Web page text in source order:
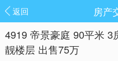
返回 房产
4919 帝景豪庭 90平米 3
靓楼层 出售75万